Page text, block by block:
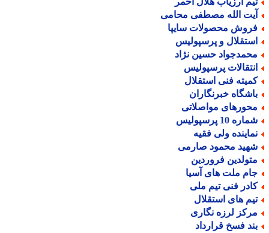
الله مصطفی محامی
محصولات سایپا
و پرسپولیس
حسین نژاد
پرسپولیس
فنی استقلال
خبرنگاران
مواصلاتی
10 پرسپولیس
ولی فقیه
محمود صارمی
فروردین
ملت های آسیا
فنی تیم ملی
های استقلال
لرزه نگاری
فسخ قرارداد